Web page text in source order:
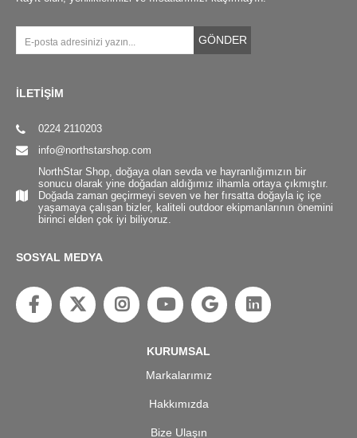
GÖNDER
İLETİŞİM
0224 2110203
info@northstarshop.com
NorthStar Shop, doğaya olan sevda ve hayranlığımızın bir
sonucu olarak yine doğadan aldığımız ilhamla ortaya çıkmıştır.
Doğada zaman geçirmeyi seven ve her fırsatta doğayla iç içe
yaşamaya çalışan bizler, kaliteli outdoor ekipmanlarının önemini
birinci elden çok iyi biliyoruz.
SOSYAL MEDYA
KURUMSAL
Markalarımız
Hakkımızda
Bize Ulaşın